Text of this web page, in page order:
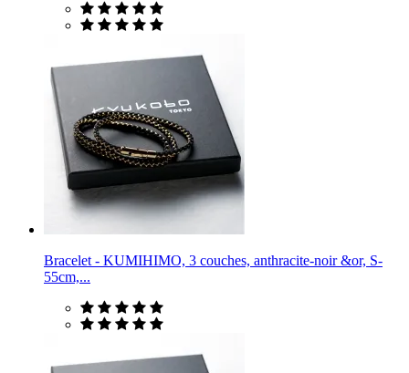
Bracelet - KUMIHIMO, 3 couches, anthracite-noir &or, S-
55cm,...